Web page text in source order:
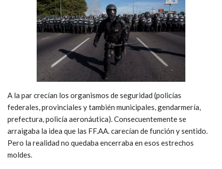
A la par crecían los organismos de seguridad (policías
federales, provinciales y también municipales, gendarmería,
prefectura, policía aeronáutica). Consecuentemente se
arraigaba la idea que las FF.AA. carecían de función y sentido.
Pero la realidad no quedaba encerraba en esos estrechos
moldes.